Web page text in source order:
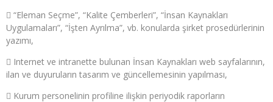
 “Eleman Seçme”, “Kalite Çemberleri”, “İnsan Kaynakları
Uygulamaları”, “İşten Ayrılma”, vb. konularda şirket prosedürlerinin
yazımı,
 Internet ve intranette bulunan İnsan Kaynakları web sayfalarının,
ilan ve duyuruların tasarım ve güncellemesinin yapılması,
 Kurum personelinin profiline ilişkin periyodik raporların